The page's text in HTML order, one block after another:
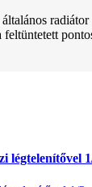
feltüntetett
légtelenítővel